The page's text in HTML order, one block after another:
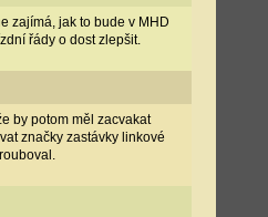
zajímá, jak to bude v MHD
řády o dost zlepšit.
by potom měl zacvakat
značky zastávky linkové